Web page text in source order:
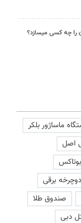
را چه کسی میسازد؟
ماساژور بلکر
اصل
برقی
صندوق طلا
دبی